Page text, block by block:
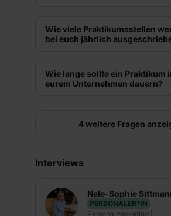
Wie viele Praktikumsstellen
bei euch jährlich
Wie lange sollte ein Praktikum
eurem Unternehmen dauern?
4 weitere Fragen
Interviews
Nele-Sophie
PERSONALER*IN
Personalmarketing |